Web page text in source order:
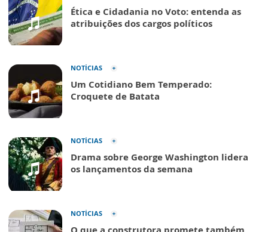
Ética e Cidadania no Voto: entenda as
atribuições dos cargos políticos
NOTÍCIAS
Um Cotidiano Bem Temperado:
Croquete de Batata
NOTÍCIAS
Drama sobre George Washington lidera
os lançamentos da semana
NOTÍCIAS
O que a construtora promete também